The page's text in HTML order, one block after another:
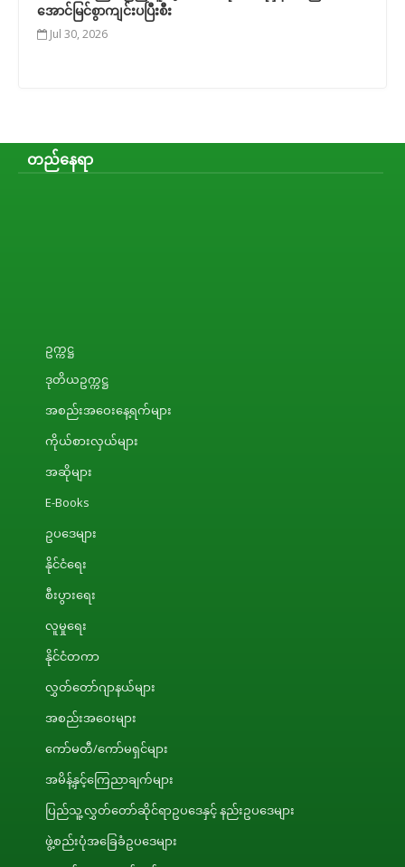
အောင်မြင်စွာကျင်းပပြီးစီး
Jul 30, 2026
တည်နေရာ
ဥက္ကဋ္ဌ
ဒုတိယဥက္ကဋ္ဌ
အစည်းအဝေးနေ့ရက်များ
ကိုယ်စားလှယ်များ
အဆိုများ
E-Books
ဥပဒေများ
နိုင်ငံရေး
စီးပွားရေး
လူမှုရေး
နိုင်ငံတကာ
လွှတ်တော်ဂျာနယ်များ
အစည်းအဝေးများ
ကော်မတီ/ကော်မရှင်များ
အမိန့်နှင့်ကြေညာချက်များ
ပြည်သူ့လွှတ်တော်ဆိုင်ရာဥပဒေနှင့် နည်းဥပဒေများ
ဖွဲ့စည်းပုံအခြေခံဥပဒေများ